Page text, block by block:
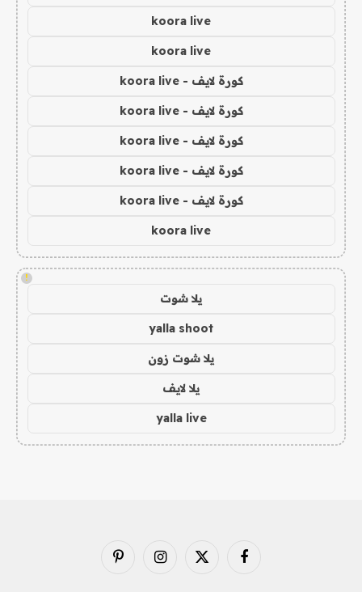
koora live
koora live
كورة لايف - koora live
كورة لايف - koora live
كورة لايف - koora live
كورة لايف - koora live
كورة لايف - koora live
koora live
!
يلا شوت
yalla shoot
يلا شوت زون
يلا لايف
yalla live
فيسبوك X
الانستغرامبينتيريست